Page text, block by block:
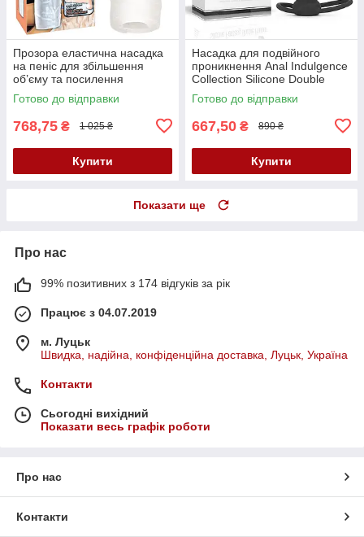
Прозора еластична насадка
на пеніс для збільшення
об’єму та посилення
інтенсивності відчуттів Super
Dick Sleeve
Готово до відправки
768,75 ₴ 1 025 ₴
Купити
Насадка для подвійного
проникнення Anal Indulgence
Collection Silicone Double
Fantasy Prober
Готово до відправки
667,50 ₴ 890 ₴
Купити
Показати ще
Про нас
99% позитивних з 174 відгуків за рік
Працює з 04.07.2019
м. Луцьк
Швидка, надійна, конфіденційна доставка, Луцьк, Україна
Контакти
Сьогодні вихідний
Показати весь графік роботи
Про нас
Контакти